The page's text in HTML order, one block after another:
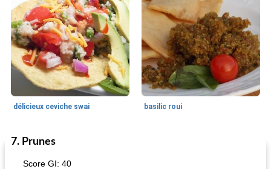
délicieux ceviche swai basilic roui
Déjeuner / Snacks
7. Prunes
Score GI: 40